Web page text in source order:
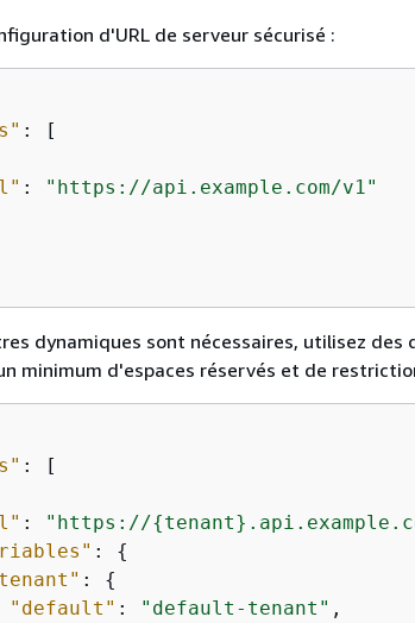
d'URL de serveur sécurisé :
: [
:
"https://api.example.com/v1"
dynamiques sont nécessaires, utilisez des
minimum d'espaces réservés et de
: [
: "https://{
: {
: {
"default" : "default-tenant" ,